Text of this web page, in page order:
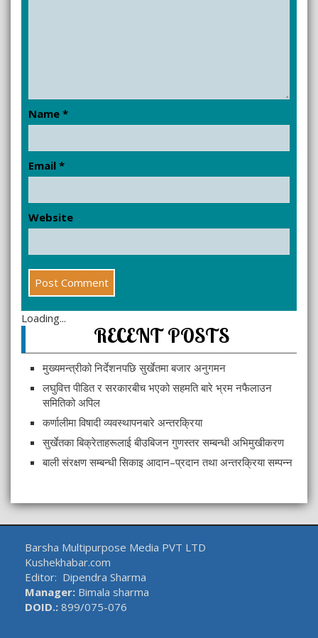
Name *
Email *
Website
Loading...
RECENT POSTS
मुख्यमन्त्रीको निर्देशनपछि सुर्खेतमा बजार अनुगमन
लघुवित्त पीडित र सरकारबीच भएको सहमति बारे भ्रम नफैलाउन
समितिको अपिल
कर्णालीमा विषादी व्यवस्थापनबारे अन्तरक्रिया
सुर्खेतका बिक्रेताहरूलाई बीउबिजन गुणस्तर सम्बन्धी अभिमुखीकरण
बाली संरक्षण सम्बन्धी सिकाइ आदान–प्रदान तथा अन्तरक्रिया सम्पन्न
Barsha Multipurpose Media PVT LTD
Kushekhabar.com
Editor: Dipendra Sharma
Manager: Bimala sharma
DOID.: 899/075-076